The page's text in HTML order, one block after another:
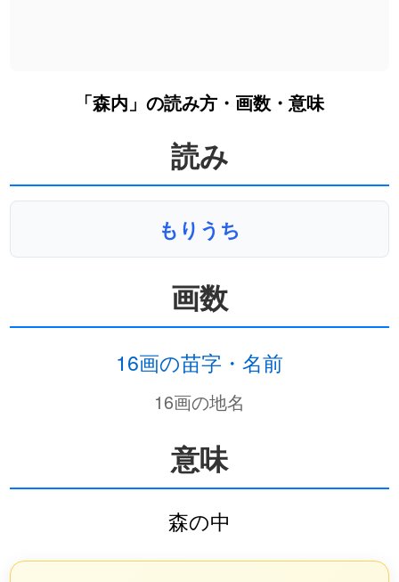
「森内」の読み方・画数・意味
読み
もりうち
画数
16画の苗字・名前
16画の地名
意味
森の中